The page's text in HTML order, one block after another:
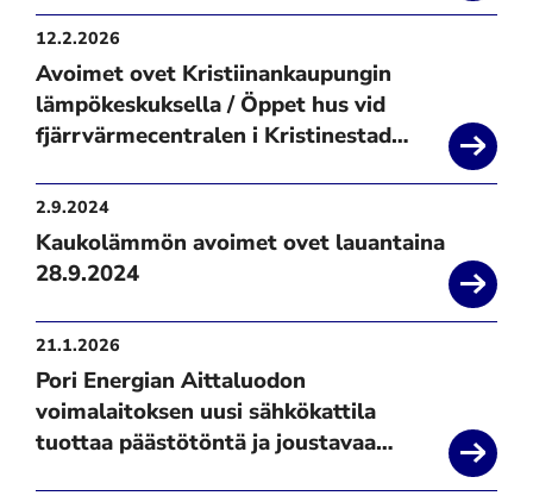
Avoimet ovet Kristiinankaupungin
lämpökeskuksella / Öppet hus vid
fjärrvärmecentralen i Kristinestad
12.2.2026
Kaukolämmön avoimet ovet lauantaina
28.9.2024
2.9.2024
Pori Energian Aittaluodon
voimalaitoksen uusi sähkökattila
tuottaa päästötöntä ja joustavaa
21.1.2026